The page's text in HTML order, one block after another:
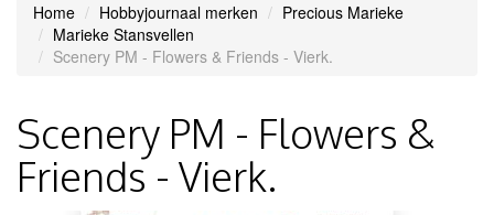
Home Hobbyjournaal merken
Precious Marieke
Marieke Stansvellen
Scenery PM - Flowers & Friends - Vierk.
Scenery PM - Flowers &
Friends - Vierk.